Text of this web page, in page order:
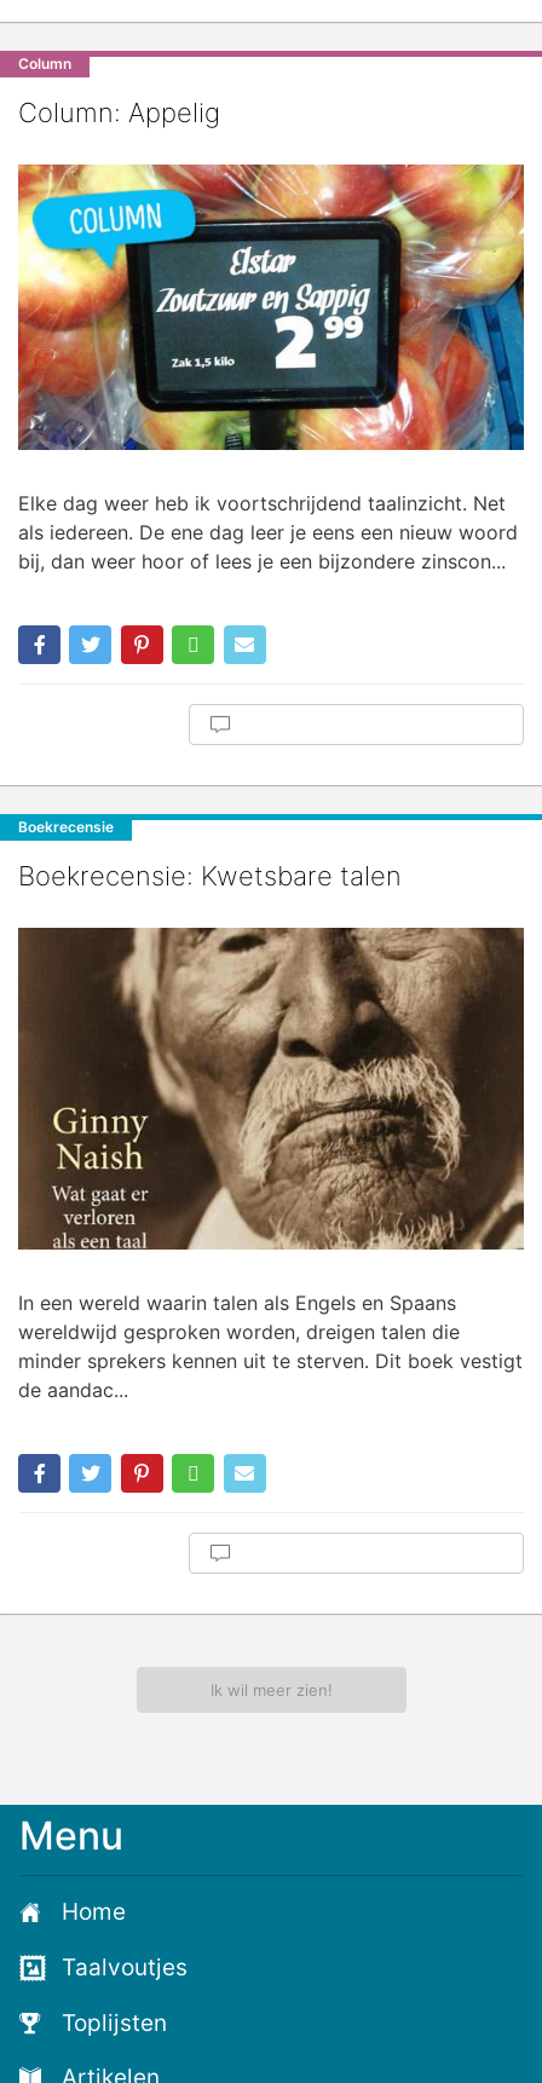
Column
Column: Appelig
Elke dag weer heb ik voortschrijdend taalinzicht. Net
als iedereen. De ene dag leer je eens een nieuw woord
bij, dan weer hoor of lees je een bijzondere zinscon...
Boekrecensie
Boekrecensie: Kwetsbare talen
In een wereld waarin talen als Engels en Spaans
wereldwijd gesproken worden, dreigen talen die
minder sprekers kennen uit te sterven. Dit boek vestigt
de aandac...
Ik wil meer zien!
Menu
Home
Taalvoutjes
Toplijsten